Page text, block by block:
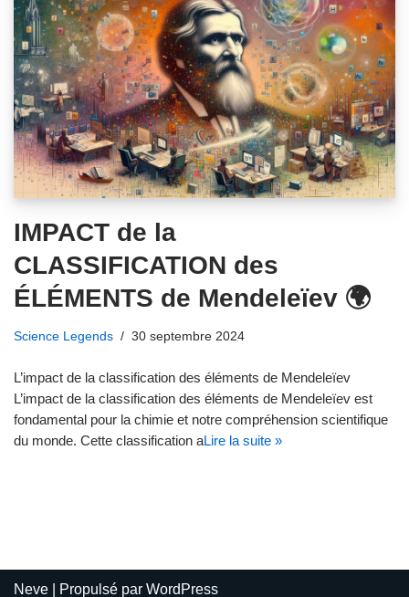
IMPACT de la
CLASSIFICATION des
ÉLÉMENTS de Mendeleïev 🌍
Science Legends 30 septembre 2024
L’impact de la classification des éléments de Mendeleïev
L’impact de la classification des éléments de Mendeleïev est
fondamental pour la chimie et notre compréhension scientifique
du monde. Cette classification aLire la suite »
Neve | Propulsé par WordPress